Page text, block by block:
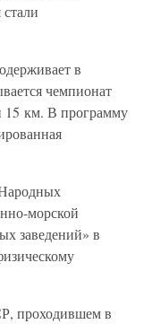
в
чемпионат
15 км. В программу
морской
заведений» в
проходившем в